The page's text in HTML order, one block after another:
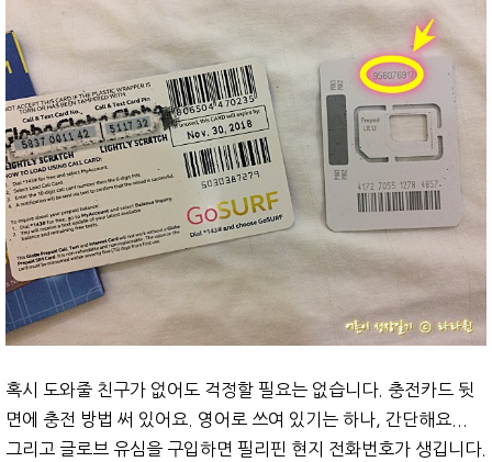
혹시 도와줄 친구가 없어도 걱정할 필요는 없습니다. 충전카드 뒷
면에 충전 방법 써 있어요. 영어로 쓰여 있기는 하나, 간단해요...
그리고 글로브 유심을 구입하면 필리핀 현지 전화번호가 생깁니다.